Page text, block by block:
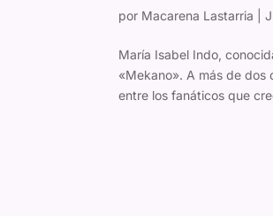
por Macarena Lastarria |
María Isabel Indo,
«Mekano». A más de
entre los fanáticos que